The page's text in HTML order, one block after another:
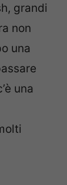
grandi
non
una
una